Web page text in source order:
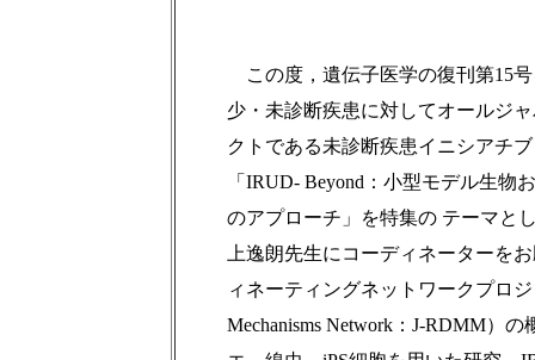
この度，遺伝子医学の復刊第15
少・未診断疾患に対してオールジ
クトである未診断疾患イニシアチ
「IRUD- Beyond：小型モデル生物
のアプローチ」を特集の テーマと
上逸朗先生にコーディネーターを
ィネーティングネットワークプロジ
Mechanisms Network：J-RDMM）